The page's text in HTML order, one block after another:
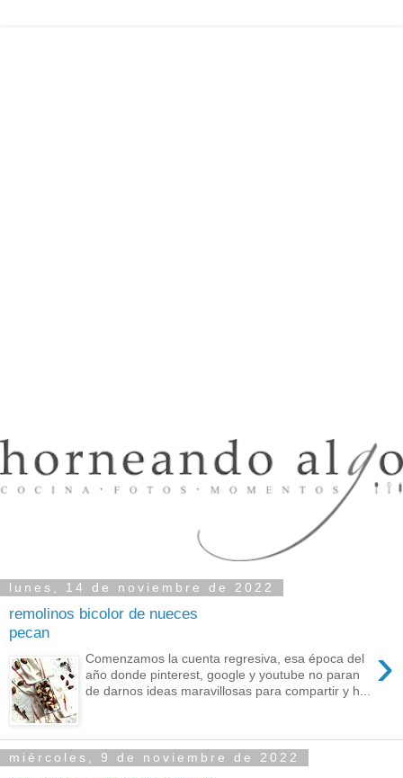
lunes, 14 de noviembre de 2022
remolinos bicolor de nueces
pecan
›
Comenzamos la cuenta regresiva, esa época del
año donde pinterest, google y youtube no paran
de darnos ideas maravillosas para compartir y h...
miércoles, 9 de noviembre de 2022